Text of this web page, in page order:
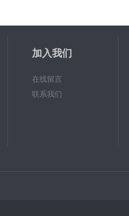
加入我们
在线留言
联系我们